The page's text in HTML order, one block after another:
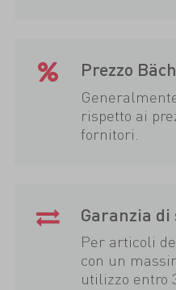
Prezzo
rispetto ai
fornitori.
Garanzia
Per articoli
con un
utilizzo entro